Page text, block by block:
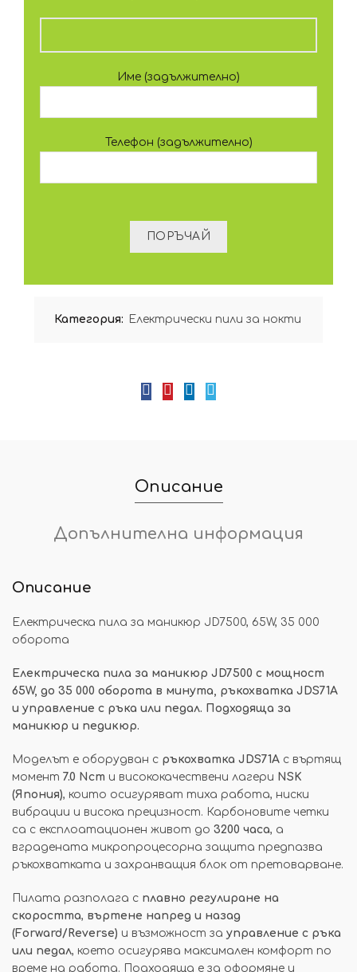
Име (задължително)
Телефон (задължително)
Категория: Електрически пили за нокти
Описание
Допълнителна информация
Описание
Електрическа пила за маникюр JD7500, 65W, 35 000
оборота
Електрическа пила за маникюр JD7500 с мощност
65W, до 35 000 оборота в минута, ръкохватка JDS71A
и управление с ръка или педал. Подходяща за
маникюр и педикюр.
Моделът е оборудван с ръкохватка JDS71A с въртящ
момент 7.0 Ncm и висококачествени лагери NSK
(Япония), които осигуряват тиха работа, ниски
вибрации и висока прецизност. Карбоновите четки
са с експлоатационен живот до 3200 часа, а
вградената микропроцесорна защита предпазва
ръкохватката и захранващия блок от претоварване.
Пилата разполага с плавно регулиране на
скоростта, въртене напред и назад
(Forward/Reverse) и възможност за управление с ръка
или педал, което осигурява максимален комфорт по
време на работа. Подходяща е за оформяне и